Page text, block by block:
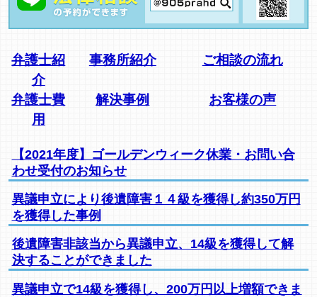
弁護士紹
介
事務所紹介 ご相談の流れ
弁護士費
用
解決事例 お客様の声
【2021年度】ゴールデンウィーク休業・お問い合
わせ受付のお知らせ
異議申立により後遺障害１４級を獲得し約350万円
を獲得した事例
後遺障害非該当から異議申立、14級を獲得して解
決することができました
異議申立で14級を獲得し、200万円以上増額できま